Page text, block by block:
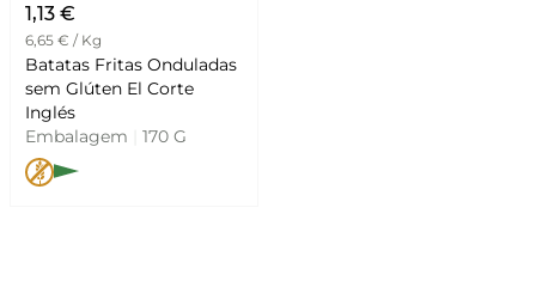
1,13 €
6,65 € / Kg
Batatas Fritas Onduladas
sem Glúten El Corte
Inglés
Embalagem
170 G